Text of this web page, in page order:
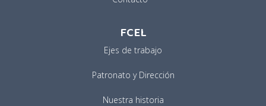
FCEL
Ejes de trabajo
Patronato y Dirección
Nuestra historia